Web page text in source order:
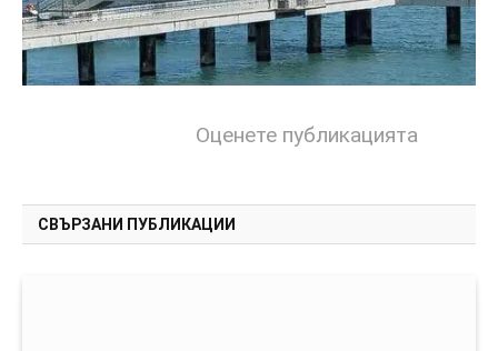
Оценете публикацията
СВЪРЗАНИ ПУБЛИКАЦИИ